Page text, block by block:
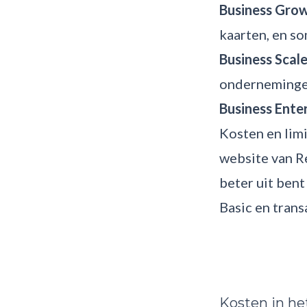
Business
kaarten, en
Business
Business
Kosten en
website van
beter uit bent
Basic en
Kosten in